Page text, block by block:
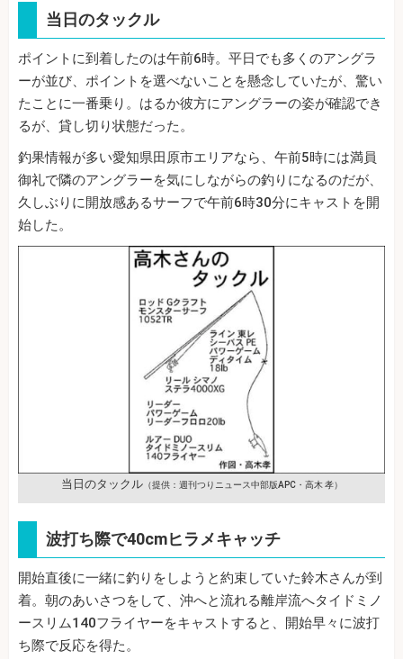
当日のタックル
ポイントに到着したのは午前6時。平日でも多くのアングラ
ーが並び、ポイントを選べないことを懸念していたが、驚い
たことに一番乗り。はるか彼方にアングラーの姿が確認でき
るが、貸し切り状態だった。
釣果情報が多い愛知県田原市エリアなら、午前5時には満員
御礼で隣のアングラーを気にしながらの釣りになるのだが、
久しぶりに開放感あるサーフで午前6時30分にキャストを開
始した。
当日のタックル（提供：週刊つりニュース中部版APC・高木 孝）
波打ち際で40cmヒラメキャッチ
開始直後に一緒に釣りをしようと約束していた鈴木さんが到
着。朝のあいさつをして、沖へと流れる離岸流へタイドミノ
ースリム140フライヤーをキャストすると、開始早々に波打
ち際で反応を得た。